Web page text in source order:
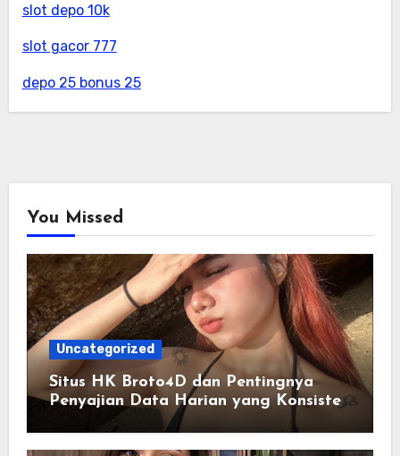
slot depo 10k
slot gacor 777
depo 25 bonus 25
You Missed
Uncategorized
Situs HK Broto4D dan Pentingnya
Penyajian Data Harian yang Konsisten